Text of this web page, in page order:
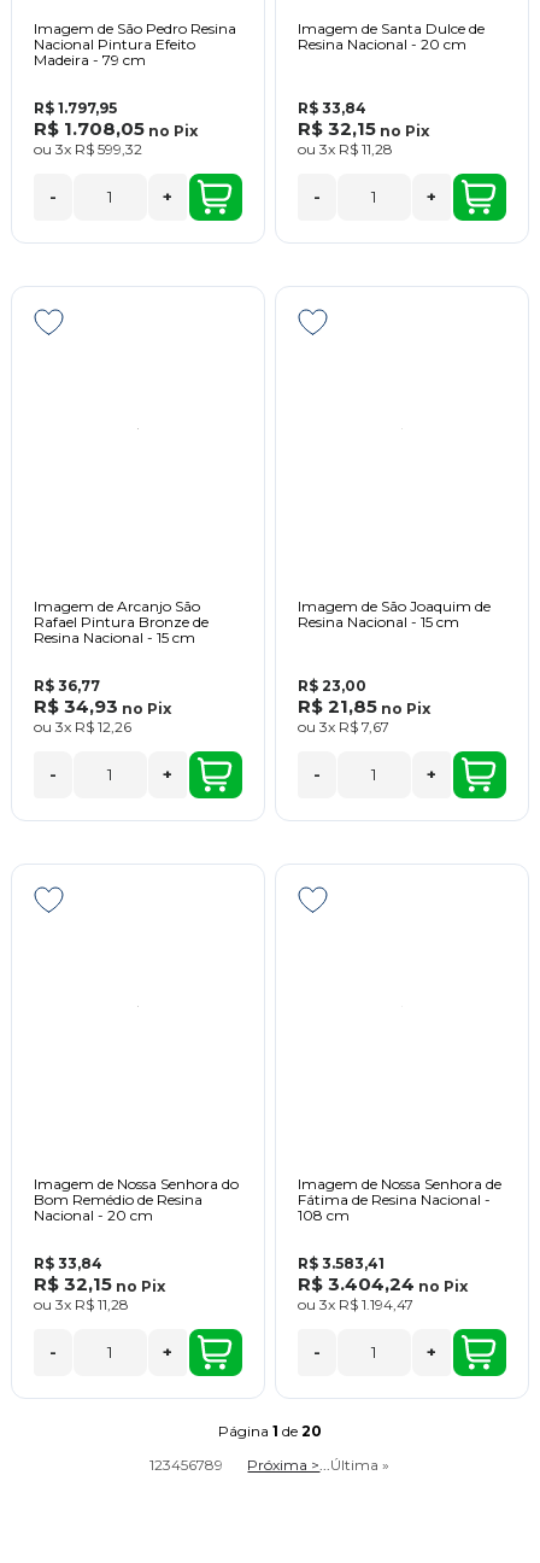
Imagem de São Pedro Resina
Nacional Pintura Efeito
Madeira - 79 cm
R$ 1.797,95
R$ 1.708,05 no Pix
ou 3x R$ 599,32
- +
Imagem de Santa Dulce de
Resina Nacional - 20 cm
R$ 33,84
R$ 32,15 no Pix
ou 3x R$ 11,28
- +
Imagem de Arcanjo São
Rafael Pintura Bronze de
Resina Nacional - 15 cm
R$ 36,77
R$ 34,93 no Pix
ou 3x R$ 12,26
- +
Imagem de São Joaquim de
Resina Nacional - 15 cm
R$ 23,00
R$ 21,85 no Pix
ou 3x R$ 7,67
- +
Imagem de Nossa Senhora do
Bom Remédio de Resina
Nacional - 20 cm
R$ 33,84
R$ 32,15 no Pix
ou 3x R$ 11,28
- +
Imagem de Nossa Senhora de
Fátima de Resina Nacional -
108 cm
R$ 3.583,41
R$ 3.404,24 no Pix
ou 3x R$ 1.194,47
- +
Página 1 de 20
123456789 Próxima > Última »